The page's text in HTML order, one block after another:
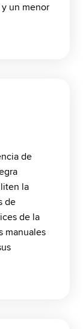
un menor
de
la
de
de la
manuales